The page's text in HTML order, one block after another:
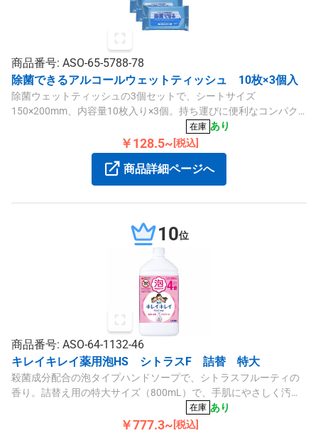
商品番号: ASO-65-5788-78
除菌できるアルコールウェットティッシュ 10枚×3個入
除菌ウェットティッシュの3個セットで、シートサイズ
150×200mm、内容量10枚入り×3個。持ち運びに便利なコンパク
在庫 あり
￥128.5~ [税込]
商品詳細ページへ
10位
商品番号: ASO-64-1132-46
キレイキレイ薬用泡HS シトラスF 詰替 特大
殺菌成分配合の泡タイプハンドソープで、シトラスフルーティの
香り。詰替え用の特大サイズ（800mL）で、手肌にやさしく汚れ
在庫 あり
￥777.3~ [税込]